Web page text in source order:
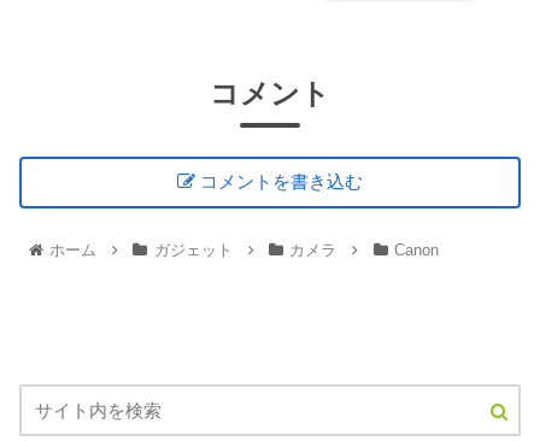
コメント
コメントを書き込む
ホーム ガジェット カメラ Canon